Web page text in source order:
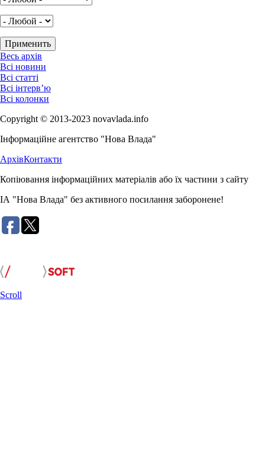
Весь архів
Всі новини
Всі статті
Всі інтерв’ю
Всі колонки
Copyright © 2013-2023 novavlada.info
Інформаційне агентство "Нова Влада"
АрхівКонтакти
Копіювання інформаційних матеріалів або їх частини з сайту
ІА "Нова Влада" без активного посилання заборонене!
Scroll